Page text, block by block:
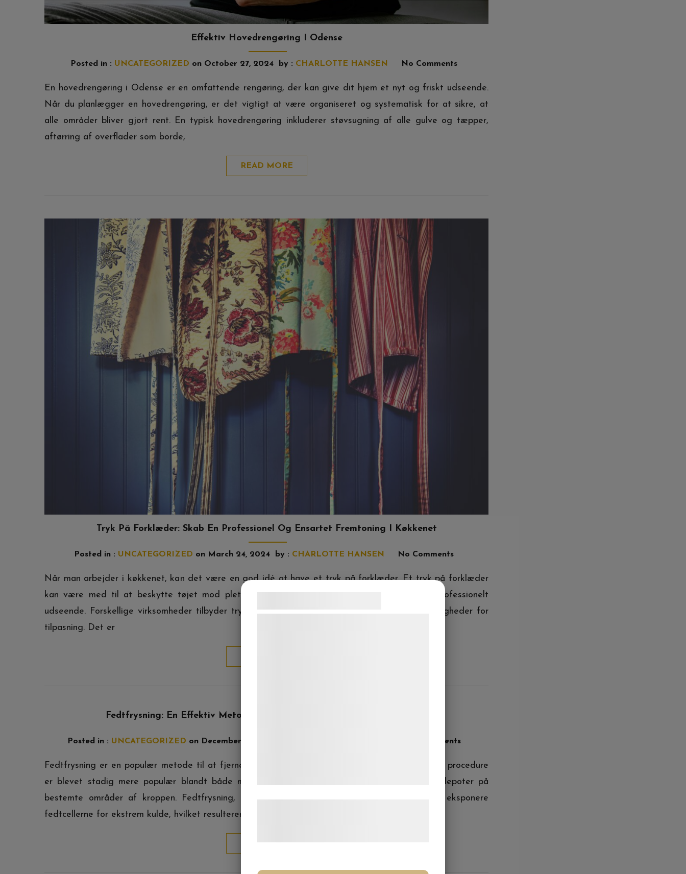
Effektiv Hovedrengøring I Odense
Posted in : UNCATEGORIZED on October 27, 2024 by : CHARLOTTE HANSEN No Comments
En hovedrengøring i Odense er en omfattende rengøring, der kan give dit hjem et nyt og friskt udseende.
Når du planlægger en hovedrengøring, er det vigtigt at være organiseret og systematisk for at sikre, at
alle områder bliver gjort rent. En typisk hovedrengøring inkluderer støvsugning af alle gulve og tæpper,
aftørring af overflader som borde,
READ MORE
Tryk På Forklæder: Skab En Professionel Og Ensartet Fremtoning I Køkkenet
Posted in : UNCATEGORIZED on March 24, 2024 by : CHARLOTTE HANSEN No Comments
Når man arbejder i køkkenet, kan det være en god idé at have et tryk på forklæder. Et tryk på forklæder
kan være med til at beskytte tøjet mod pletter og snavs, samtidig med at det giver et professionelt
udseende. Forskellige virksomheder tilbyder tryk på forklæder med forskellige designs og muligheder for
tilpasning. Det er
Fedtfrysning: En Effektiv Metode Til At Fjerne Uønsket Fedt På Kroppen
Posted in : UNCATEGORIZED on December 27, 2023 No Comments
Fedtfrysning er en populær metode til at fjerne uønsket fedt på kroppen. Denne ikke-kirurgiske procedure
er blevet stadig mere populær blandt både mænd og kvinder, der ønsker at reducere fedtdepoter på
bestemte områder af kroppen. Fedtfrysning, også kendt som kryolipolyse, fungerer ved at eksponere
fedtcellerne for ekstrem kulde, hvilket resulterer i, at cellerne gradvist nedbrydes
READ MORE